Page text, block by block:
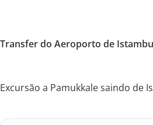
Transfer do Aeroporto de
Excursão a Pamukkale saindo de